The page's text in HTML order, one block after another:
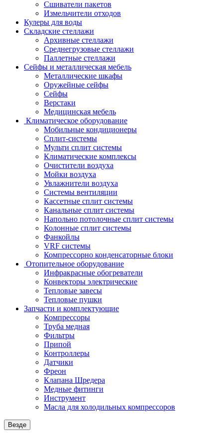
Сшиватели пакетов
Измельчители отходов
Кулеры для воды
Складские стеллажи
Архивные стеллажи
Среднегрузовые стеллажи
Паллетные стеллажи
Сейфы и металлическая мебель
Металлические шкафы
Оружейные сейфы
Сейфы
Верстаки
Медицинская мебель
Климатическое оборудование
Мобильные кондиционеры
Сплит-системы
Мульти сплит системы
Климатические комплексы
Очистители воздуха
Мойки воздуха
Увлажнители воздуха
Системы вентиляции
Кассетные сплит системы
Канальные сплит системы
Напольно потолочные сплит системы
Колонные сплит системы
Фанкойлы
VRF системы
Компрессорно конденсаторные блоки
Отопительное оборудование
Инфракрасные обогреватели
Конвекторы электрические
Тепловые завесы
Тепловые пушки
Запчасти и комплектующие
Компрессоры
Труба медная
Фильтры
Припой
Контроллеры
Датчики
Фреон
Клапана Шредера
Медные фитинги
Инструмент
Масла для холодильных компрессоров
Везде